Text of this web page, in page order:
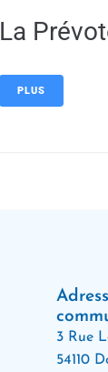
La
PLUS
3 Rue
54110